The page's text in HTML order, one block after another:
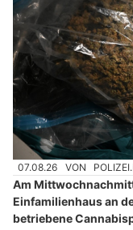
07.08.26 VON
Am
Einfamilienhaus an
betriebene